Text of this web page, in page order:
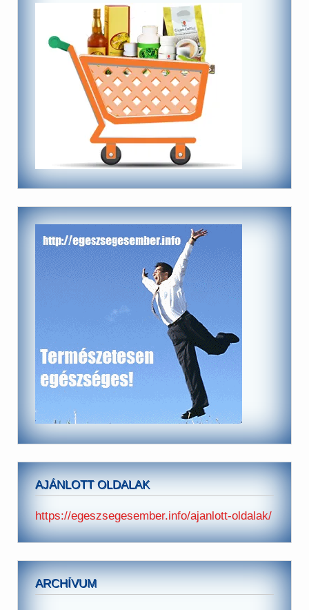
AJÁNLOTT OLDALAK
https://egeszsegesember.info/ajanlott-oldalak/
ARCHÍVUM